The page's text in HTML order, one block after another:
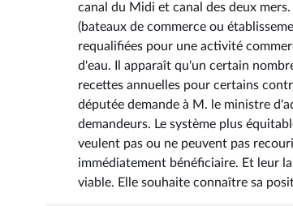
canal du Midi et canal des deux
(bateaux de commerce ou
requalifiées pour une activité
d'eau. Il apparaît qu'un certain
recettes annuelles pour certains
députée demande à M. le ministre
demandeurs. Le système plus
veulent pas ou ne peuvent pas
immédiatement bénéficiaire. Et leur
viable. Elle souhaite connaître sa